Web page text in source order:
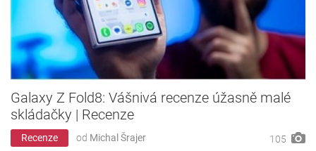
Galaxy Z Fold8: Vášnivá recenze úžasně malé
skládačky | Recenze
Recenze od Michal Šrajer 105